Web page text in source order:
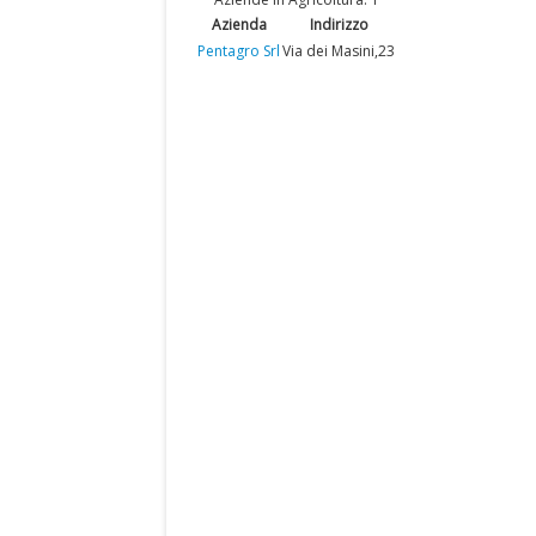
Azienda
Indirizzo
Pentagro SrlVia dei Masini,23